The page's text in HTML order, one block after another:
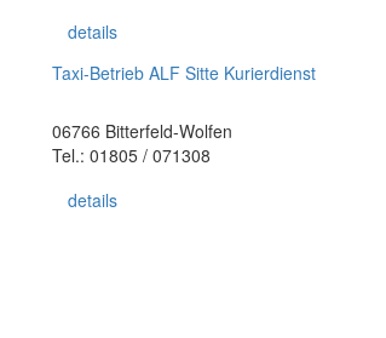
details
Taxi-Betrieb ALF Sitte Kurierdienst
06766 Bitterfeld-Wolfen
Tel.: 01805 / 071308
details